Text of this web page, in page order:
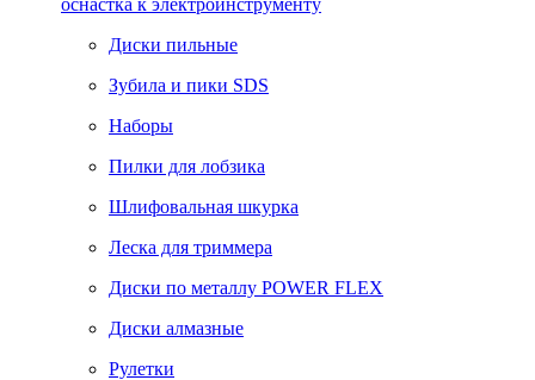
оснастка к электроинструменту
Диски пильные
Зубила и пики SDS
Наборы
Пилки для лобзика
Шлифовальная шкурка
Леска для триммера
Диски по металлу POWER FLEX
Диски алмазные
Рулетки